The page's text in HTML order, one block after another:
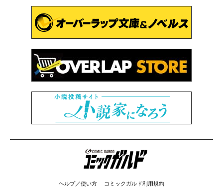
コミックガルド
ヘルプ／使い方 コミックガルド利用規約